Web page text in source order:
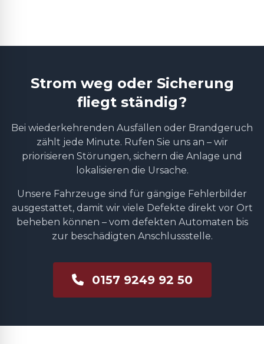
Strom weg oder Sicherung
fliegt ständig?
Bei wiederkehrenden Ausfällen oder Brandgeruch
zählt jede Minute. Rufen Sie uns an – wir
priorisieren Störungen, sichern die Anlage und
lokalisieren die Ursache.
Unsere Fahrzeuge sind für gängige Fehlerbilder
ausgestattet, damit wir viele Defekte direkt vor Ort
beheben können – vom defekten Automaten bis
zur beschädigten Anschlussstelle.
0157 9249 92 50